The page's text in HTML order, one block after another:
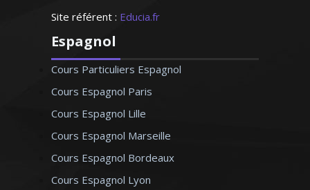
Site référent : Educia.fr
Espagnol
Cours Particuliers Espagnol
Cours Espagnol Paris
Cours Espagnol Lille
Cours Espagnol Marseille
Cours Espagnol Bordeaux
Cours Espagnol Lyon